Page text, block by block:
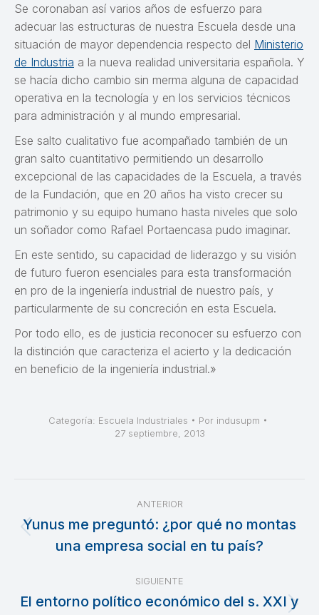
Se coronaban así varios años de esfuerzo para
adecuar las estructuras de nuestra Escuela desde una
situación de mayor dependencia respecto del Ministerio
de Industria a la nueva realidad universitaria española. Y
se hacía dicho cambio sin merma alguna de capacidad
operativa en la tecnología y en los servicios técnicos
para administración y al mundo empresarial.
Ese salto cualitativo fue acompañado también de un
gran salto cuantitativo permitiendo un desarrollo
excepcional de las capacidades de la Escuela, a través
de la Fundación, que en 20 años ha visto crecer su
patrimonio y su equipo humano hasta niveles que solo
un soñador como Rafael Portaencasa pudo imaginar.
En este sentido, su capacidad de liderazgo y su visión
de futuro fueron esenciales para esta transformación
en pro de la ingeniería industrial de nuestro país, y
particularmente de su concreción en esta Escuela.
Por todo ello, es de justicia reconocer su esfuerzo con
la distinción que caracteriza el acierto y la dedicación
en beneficio de la ingeniería industrial.»
Categoría: Escuela Industriales Por indusupm
27 septiembre, 2013
Navegación
entre
publicaciones
ANTERIOR
Publicación
anterior:
Yunus me preguntó: ¿por qué no montas
una empresa social en tu país?
SIGUIENTE
El entorno político económico del s. XXI y